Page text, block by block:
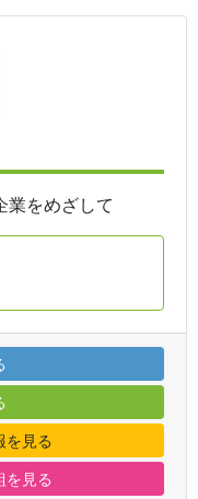
をめざして
を見る
を見る